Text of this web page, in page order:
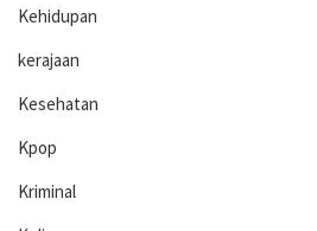
Kehidupan
kerajaan
Kesehatan
Kpop
Kriminal